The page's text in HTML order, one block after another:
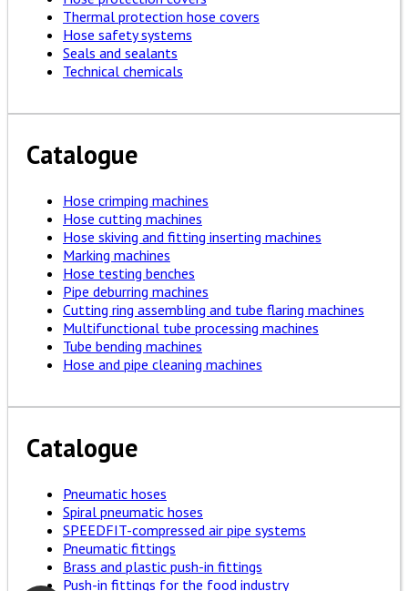
Thermal protection hose covers
Hose safety systems
Seals and sealants
Technical chemicals
Catalogue
Hose crimping machines
Hose cutting machines
Hose skiving and fitting inserting machines
Marking machines
Hose testing benches
Pipe deburring machines
Cutting ring assembling and tube flaring machines
Multifunctional tube processing machines
Tube bending machines
Hose and pipe cleaning machines
Catalogue
Pneumatic hoses
Spiral pneumatic hoses
SPEEDFIT-compressed air pipe systems
Pneumatic fittings
Brass and plastic push-in fittings
Push-in fittings for the food industry